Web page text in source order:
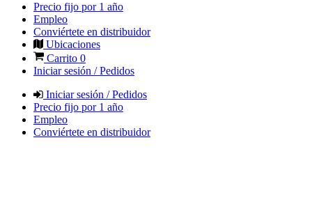
Precio fijo por 1 año
Empleo
Conviértete en distribuidor
Ubicaciones
Carrito 0
Iniciar sesión / Pedidos
Iniciar sesión / Pedidos
Precio fijo por 1 año
Empleo
Conviértete en distribuidor